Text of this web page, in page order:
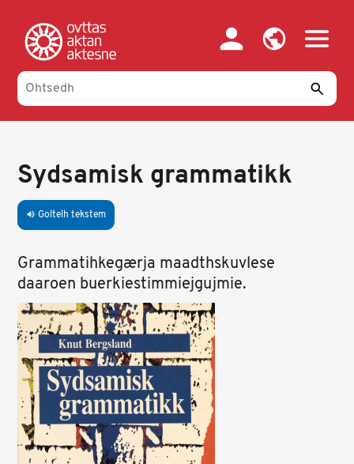
main
content
Sydsamisk grammatikk
volume_up Goltelh tekstem
Grammatihkegærja maadthskuvlese
daaroen buerkiestimmiejgujmie.